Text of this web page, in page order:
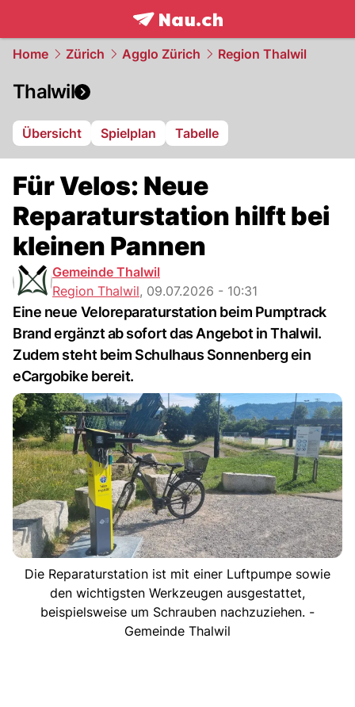
frontpage.NAU.ch
Home Zürich Agglo Zürich Region Thalwil
Thalwil
Übersicht Spielplan Tabelle
Für Velos: Neue
Reparaturstation hilft bei
kleinen Pannen
Gemeinde Thalwil
Region Thalwil, 09.07.2026 - 10:31
Eine neue Veloreparaturstation beim Pumptrack
Brand ergänzt ab sofort das Angebot in Thalwil.
Zudem steht beim Schulhaus Sonnenberg ein
eCargobike bereit.
Die Reparaturstation ist mit einer Luftpumpe sowie
den wichtigsten Werkzeugen ausgestattet,
beispielsweise um Schrauben nachzuziehen. -
Gemeinde Thalwil